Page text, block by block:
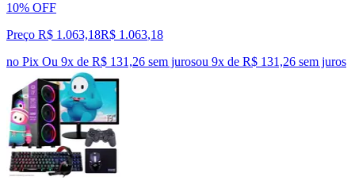
10% OFF
Preço R$ 1.063,18R$ 1.063,18
no Pix Ou 9x de R$ 131,26 sem jurosou 9x de R$ 131,26 sem juros